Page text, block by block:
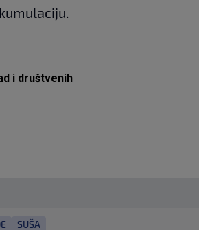
i društvenih
SUŠA